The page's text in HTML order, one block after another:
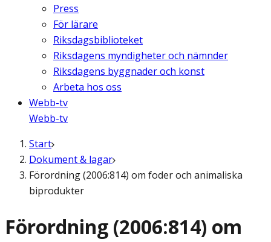
Press
För lärare
Riksdagsbiblioteket
Riksdagens myndigheter och nämnder
Riksdagens byggnader och konst
Arbeta hos oss
Webb-tv
Webb-tv
Start
Dokument & lagar
Förordning (2006:814) om foder och animaliska
biprodukter
Förordning (2006:814) om